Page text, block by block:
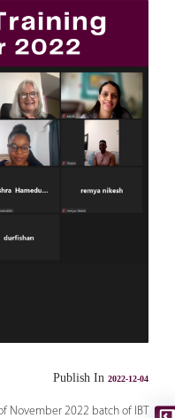
Publish In 2022-12-04
November 2022 batch of IBT